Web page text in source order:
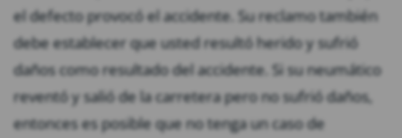
el defecto provocó el accidente. Su reclamo también
debe establecer que usted resultó herido y sufrió
daños como resultado del accidente. Si su neumático
reventó y salió de la carretera pero no sufrió daños,
entonces es posible que no tenga un caso de